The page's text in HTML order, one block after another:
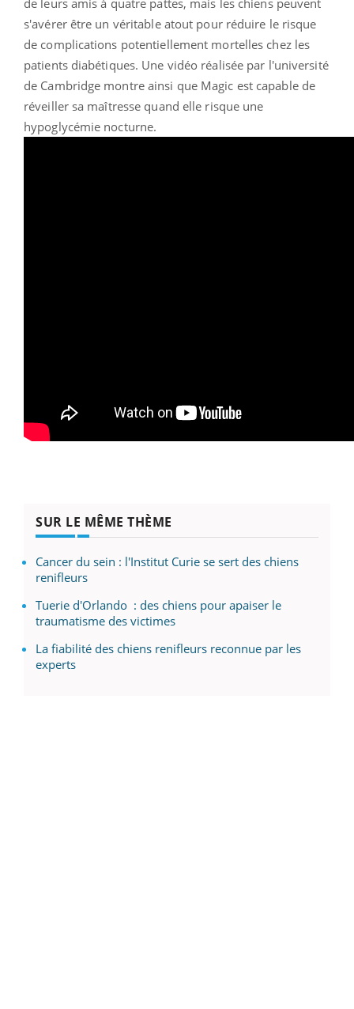
s'avérer être un véritable atout pour réduire le risque
de complications potentiellement mortelles chez les
patients diabétiques. Une vidéo réalisée par l'université
de Cambridge montre ainsi que Magic est capable de
réveiller sa maîtresse quand elle risque une
hypoglycémie nocturne.
SUR LE MÊME THÈME
Cancer du sein : l'Institut Curie se sert des chiens
renifleurs
Tuerie d'Orlando : des chiens pour apaiser le
traumatisme des victimes
La fiabilité des chiens renifleurs reconnue par les
experts